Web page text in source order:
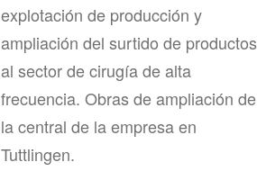
explotación de producción y
ampliación del surtido de productos
al sector de cirugía de alta
frecuencia. Obras de ampliación de
la central de la empresa en
Tuttlingen.